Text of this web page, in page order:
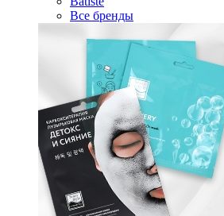
Все бренды